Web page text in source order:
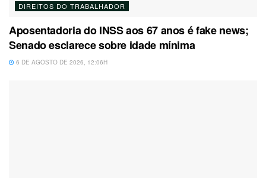
DIREITOS DO TRABALHADOR
Aposentadoria do INSS aos 67 anos é fake news;
Senado esclarece sobre idade mínima
6 DE AGOSTO DE 2026, 12:06H